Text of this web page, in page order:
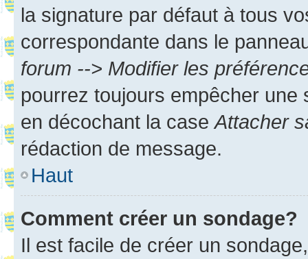
la signature par défaut à tous
correspondante dans le
forum --> Modifier les
pourrez toujours empêcher une
en décochant la case Attacher
rédaction de message.
Haut
Comment créer un sondage?
Il est facile de créer un